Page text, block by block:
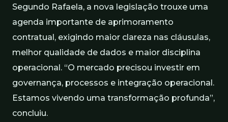
Segundo Rafaela, a nova legislação trouxe uma
agenda importante de aprimoramento
contratual, exigindo maior clareza nas cláusulas,
melhor qualidade de dados e maior disciplina
operacional. “O mercado precisou investir em
governança, processos e integração operacional.
Estamos vivendo uma transformação profunda”,
concluiu.